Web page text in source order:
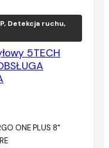
Detekcja ruchu,
5TECH
ONE PLUS 8"